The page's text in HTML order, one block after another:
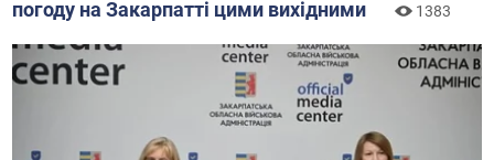
погоду на Закарпатті цими вихідними
1383